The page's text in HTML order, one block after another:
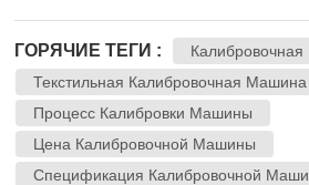
ГОРЯЧИЕ ТЕГИ :
Текстильная Калибровочная Машина
Процесс Калибровки Машины
Цена Калибровочной Машины
Спецификация Калибровочной